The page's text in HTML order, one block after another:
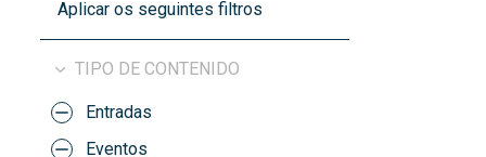
Aplicar os seguintes filtros
TIPO DE CONTENIDO
Entradas
Eventos